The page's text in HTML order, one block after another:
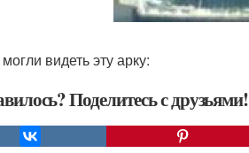
видеть эту арку:
Поделитесь с друзьями!